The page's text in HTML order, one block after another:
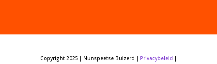
Copyright 2025 | Nunspeetse Buizerd | Privacybeleid |